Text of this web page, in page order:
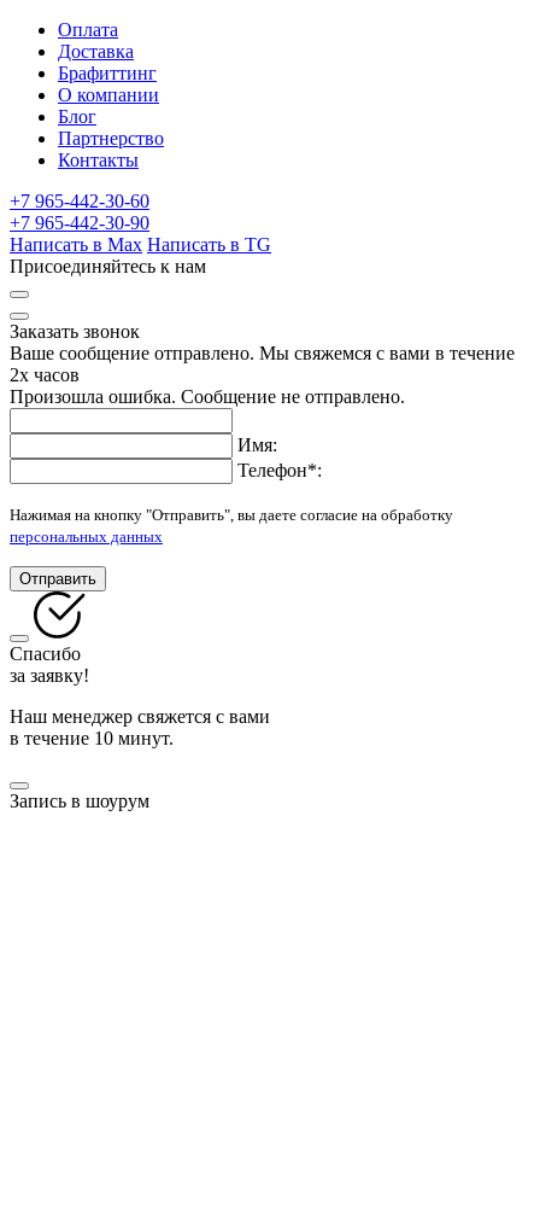
Оплата
Доставка
Брафиттинг
О компании
Блог
Партнерство
Контакты
+7 965-442-30-60
+7 965-442-30-90
Написать в Max Написать в TG
Присоединяйтесь к нам
Заказать звонок
Ваше сообщение отправлено. Мы свяжемся с вами в течение
2х часов
Произошла ошибка. Сообщение не отправлено.
Имя:
Телефон*:
Нажимая на кнопку "Отправить", вы даете согласие на обработку
персональных данных
Отправить
Спасибо
за заявку!
Наш менеджер свяжется с вами
в течение 10 минут.
Запись в шоурум